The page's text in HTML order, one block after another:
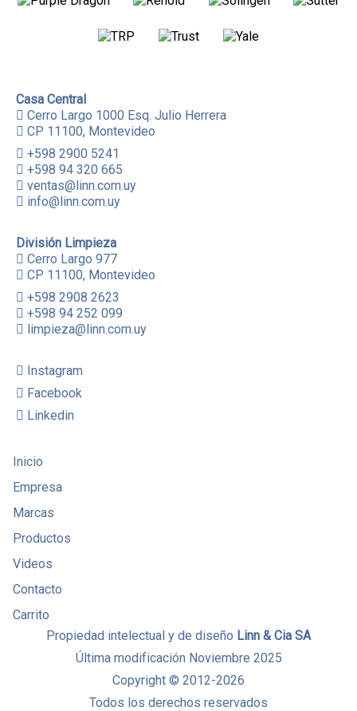
Casa Central
Cerro Largo 1000 Esq. Julio Herrera
CP 11100, Montevideo
+598 2900 5241
+598 94 320 665
ventas@linn.com.uy
info@linn.com.uy
División Limpieza
Cerro Largo 977
CP 11100, Montevideo
+598 2908 2623
+598 94 252 099
limpieza@linn.com.uy
Instagram
Facebook
Linkedin
Inicio
Empresa
Marcas
Productos
Videos
Contacto
Carrito
Propiedad intelectual y de diseño Linn & Cia SA
Última modificación Noviembre 2025
Copyright © 2012-2026
Todos los derechos reservados